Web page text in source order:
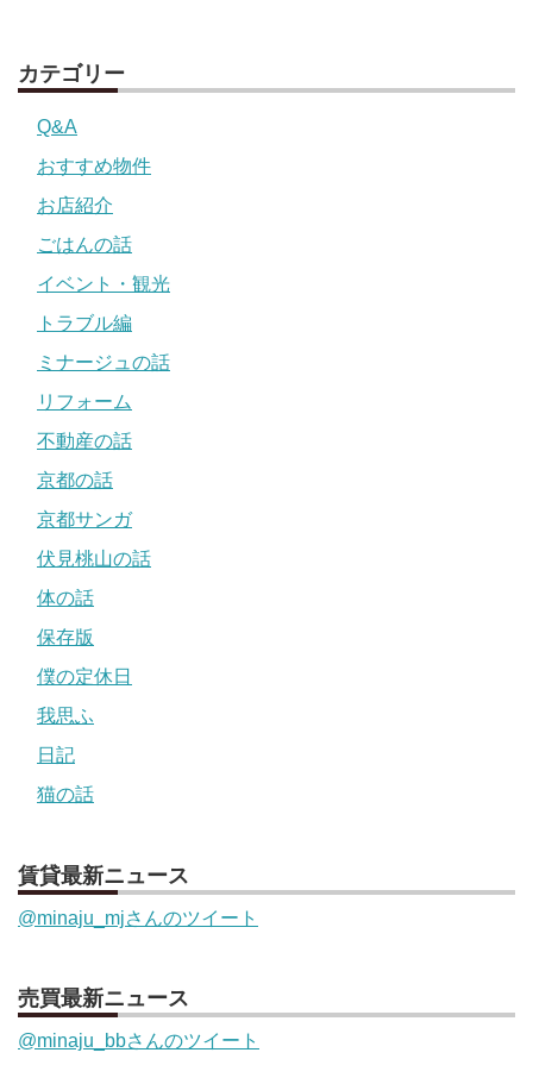
カテゴリー
Q&A
おすすめ物件
お店紹介
ごはんの話
イベント・観光
トラブル編
ミナージュの話
リフォーム
不動産の話
京都の話
京都サンガ
伏見桃山の話
体の話
保存版
僕の定休日
我思ふ
日記
猫の話
賃貸最新ニュース
@minaju_mjさんのツイート
売買最新ニュース
@minaju_bbさんのツイート